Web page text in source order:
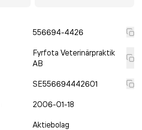
556694-4426
Fyrfota Veterinärpraktik
AB
SE556694442601
2006-01-18
Aktiebolag